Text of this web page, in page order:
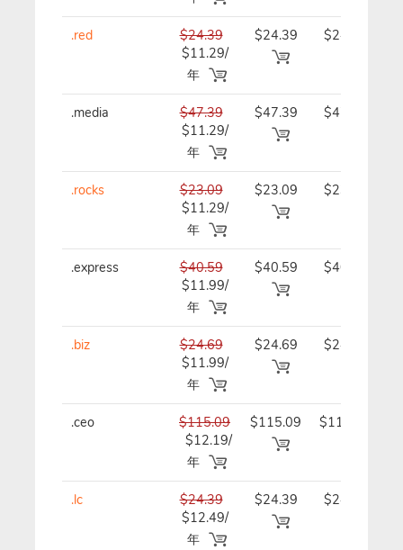
.red
$24.39
$11.29/
年
$24.39
$24.39/
.media
$47.39
$11.29/
年
$47.39
$47.39/
.rocks
$23.09
$11.29/
年
$23.09
$23.09/
.express
$40.59
$11.99/
年
$40.59
$40.59/
.biz
$24.69
$11.99/
年
$24.69
$24.69/
.ceo
$115.09
$12.19/
年
$115.09
$115.09/
.lc
$24.39
$12.49/
年
$24.39
$24.39/